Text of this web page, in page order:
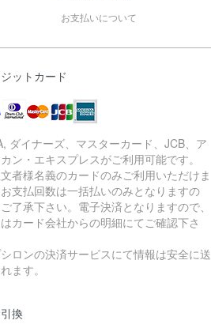
お支払いについて
ットカード
ダイナーズ、マスターカード、JCB、ア
ン・エキスプレスがご利用可能です。
者様名義のカードのみご利用いただけま
支払回数は一括払いのみとなりますの
了承下さい。電子決済となりますので、
カード会社からの明細にてご確認下さ
ロンの決済サービスにて情報は安全に送
ます。
換